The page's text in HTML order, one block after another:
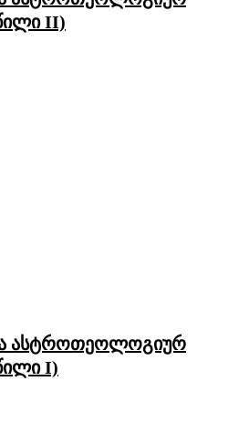
II)
ასტროთეოლოგიურ
I)